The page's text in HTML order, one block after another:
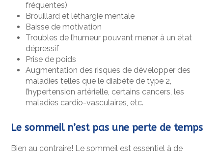
fréquentes)
Brouillard et léthargie mentale
Baisse de motivation
Troubles de l’humeur pouvant mener à un état
dépressif
Prise de poids
Augmentation des risques de développer des
maladies telles que le diabète de type 2,
l’hypertension artérielle, certains cancers, les
maladies cardio-vasculaires, etc.
Le sommeil n’est pas une perte de temps
Bien au contraire! Le sommeil est essentiel à de